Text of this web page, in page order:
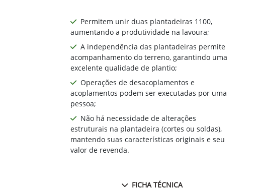
Permitem unir duas plantadeiras 1100,
aumentando a produtividade na lavoura;
A independência das plantadeiras permite
acompanhamento do terreno, garantindo uma
excelente qualidade de plantio;
Operações de desacoplamentos e
acoplamentos podem ser executadas por uma
pessoa;
Não há necessidade de alterações
estruturais na plantadeira (cortes ou soldas),
mantendo suas características originais e seu
valor de revenda.
FICHA TÉCNICA